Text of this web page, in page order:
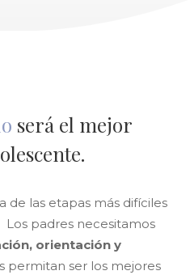
será el mejor
de las etapas más difíciles
Los padres necesitamos
orientación y
permitan ser los mejores